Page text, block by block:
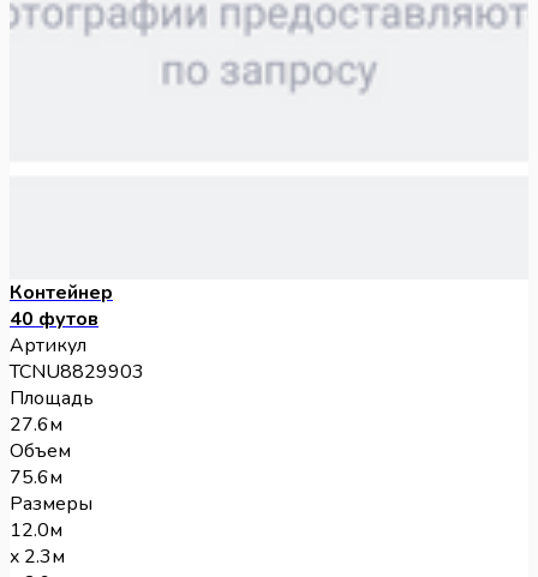
Контейнер
40 футов
Артикул
TCNU8829903
Площадь
27.6м
Объем
75.6м
Размеры
12.0м
x 2.3м